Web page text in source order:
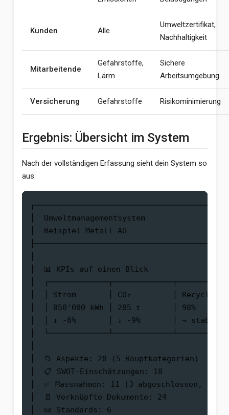
Kunden Alle
Umweltzertifikat,
Nachhaltigkeit
Mitarbeitende
Gefahrstoffe,
Lärm
Sichere
Arbeitsumgebung
Versicherung Gefahrstoffe Risikominimierung
Ergebnis: Übersicht im System
Nach der vollständigen Erfassung sieht dein System so
aus:
│  Umweltmanagementsystem
│  Beispiel Metall AG
│  📊 KPIs auf einen Blick
│
│  │ Strom       │ CO₂         │
│  │ 850'000 kWh │ 285 t       │ 98%
│  │ ↓ -6%       │ ↓ -9%       │ →
│
│  📁 Aspekte: 28 (5
│  📋 SWOT-Einschätzungen: 18
│  ✅ Massnahmen: 11 (3
│  📄 Verknüpfte Dokumente: 24
│  📜 Standards: 6